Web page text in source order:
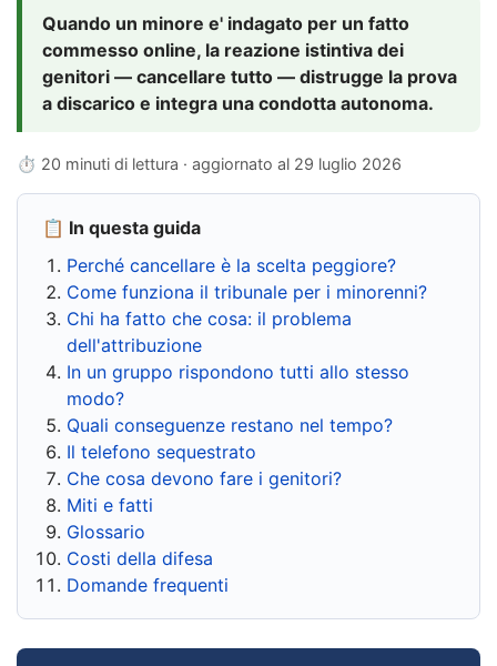
Quando un minore e' indagato per un fatto
commesso online, la reazione istintiva dei
genitori — cancellare tutto — distrugge la prova
a discarico e integra una condotta autonoma.
⏱ 20 minuti di lettura · aggiornato al 29 luglio 2026
📋 In questa guida
Perché cancellare è la scelta peggiore?
Come funziona il tribunale per i minorenni?
Chi ha fatto che cosa: il problema
dell'attribuzione
In un gruppo rispondono tutti allo stesso
modo?
Quali conseguenze restano nel tempo?
Il telefono sequestrato
Che cosa devono fare i genitori?
Miti e fatti
Glossario
Costi della difesa
Domande frequenti